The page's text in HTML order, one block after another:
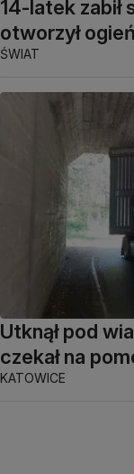
14-latek zabił
otworzył
ŚWIAT
Utknął pod
czekał na
KATOWICE